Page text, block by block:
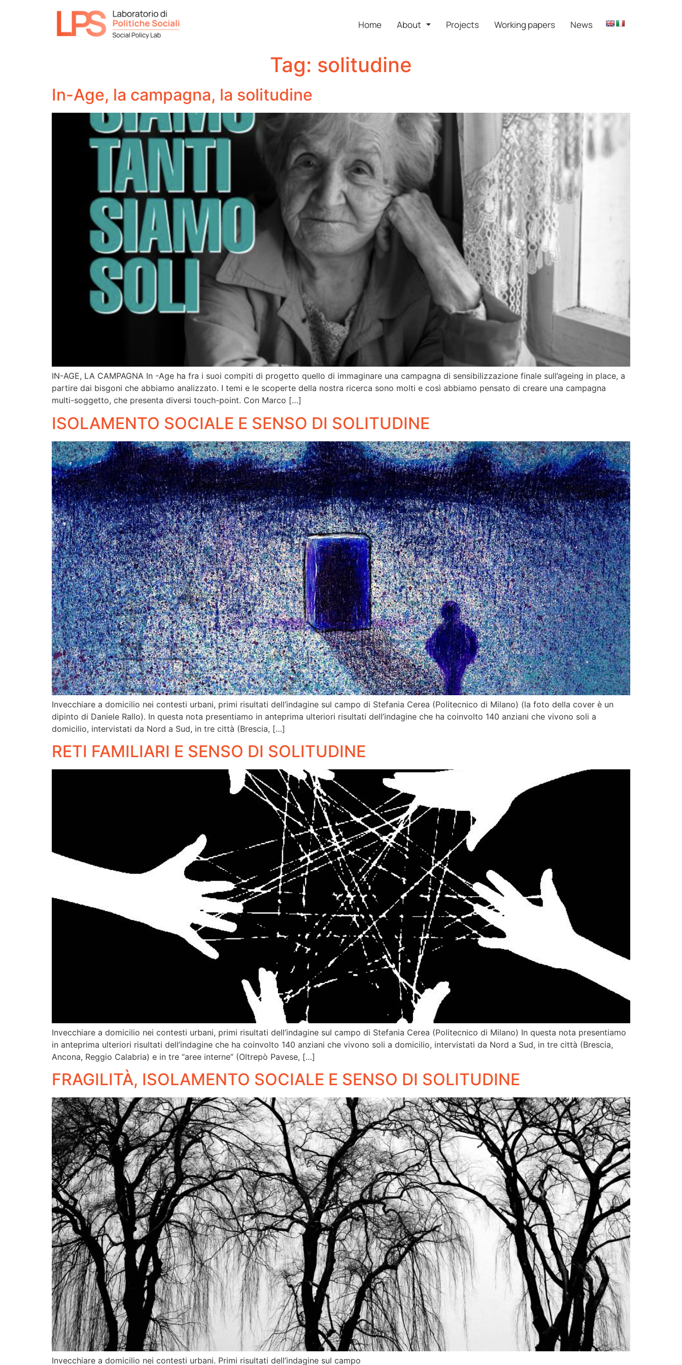
Home About Projects Working papers News
Tag: solitudine
In-Age, la campagna, la solitudine
IN-AGE, LA CAMPAGNA In -Age ha fra i suoi compiti di progetto quello di immaginare una campagna di sensibilizzazione finale sull’ageing in place, a
partire dai bisgoni che abbiamo analizzato. I temi e le scoperte della nostra ricerca sono molti e così abbiamo pensato di creare una campagna
multi-soggetto, che presenta diversi touch-point. Con Marco […]
ISOLAMENTO SOCIALE E SENSO DI SOLITUDINE
Invecchiare a domicilio nei contesti urbani, primi risultati dell’indagine sul campo di Stefania Cerea (Politecnico di Milano) (la foto della cover è un
dipinto di Daniele Rallo). In questa nota presentiamo in anteprima ulteriori risultati dell’indagine che ha coinvolto 140 anziani che vivono soli a
domicilio, intervistati da Nord a Sud, in tre città (Brescia, […]
RETI FAMILIARI E SENSO DI SOLITUDINE
Invecchiare a domicilio nei contesti urbani, primi risultati dell’indagine sul campo di Stefania Cerea (Politecnico di Milano) In questa nota presentiamo
in anteprima ulteriori risultati dell’indagine che ha coinvolto 140 anziani che vivono soli a domicilio, intervistati da Nord a Sud, in tre città (Brescia,
Ancona, Reggio Calabria) e in tre “aree interne” (Oltrepò Pavese, […]
FRAGILITÀ, ISOLAMENTO SOCIALE E SENSO DI SOLITUDINE
Invecchiare a domicilio nei contesti urbani. Primi risultati dell’indagine sul campo